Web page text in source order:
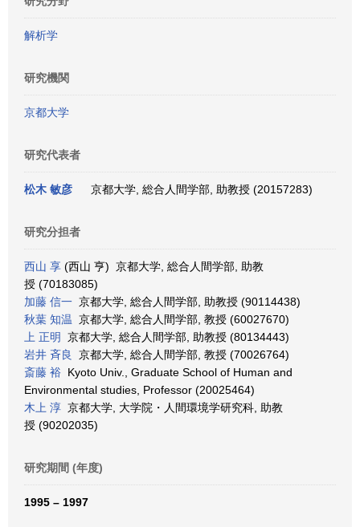
解析学
研究機関
京都大学
研究代表者
松木 敏彦 京都大学, 総合人間学部, 助教授 (20157283)
研究分担者
西山 享 (西山 亨) 京都大学, 総合人間学部, 助教
授 (70183085)
加藤 信一 京都大学, 総合人間学部, 助教授 (90114438)
秋葉 知温 京都大学, 総合人間学部, 教授 (60027670)
上 正明
京都大学, 総合人間学部, 助教授 (80134443)
岩井 斉良
京都大学, 総合人間学部, 教授 (70026764)
斎藤 裕 Kyoto Univ., Graduate School of Human and
Environmental studies, Professor (20025464)
木上 淳 京都大学, 大学院・人間環境学研究科, 助教
授 (90202035)
研究期間 (年度)
1995 – 1997